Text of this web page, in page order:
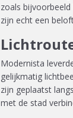
zoals
zijn echt een
Modernista
gelijkmatig
zijn geplaatst
met de stad